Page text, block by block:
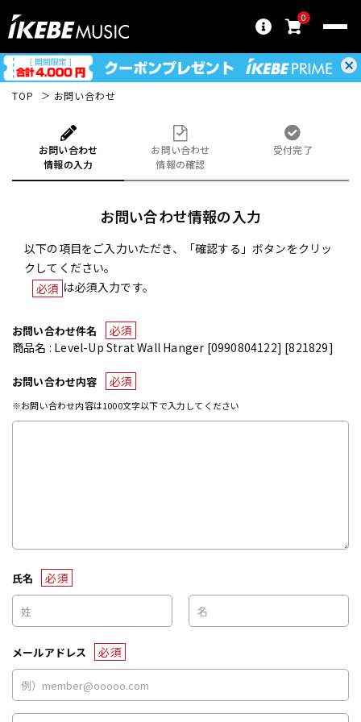
0
TOP お問い合わせ
お問い合わせ
情報の入力
お問い合わせ
情報の確認
受付完了
お問い合わせ情報の入力
以下の項目をご入力いただき、「確認する」ボタンをクリッ
クしてください。
必須 は必須入力です。
お問い合わせ件名
必須
商品名 : Level-Up Strat Wall Hanger [0990804122] [821829]
お問い合わせ内容 必須
※お問い合わせ内容は1000文字以下で入力してください
氏名 必須
メールアドレス 必須